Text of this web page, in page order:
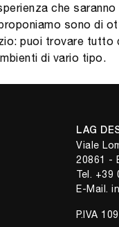
che
sono di
puoi trovare tutto
di vario tipo.
LAG
Viale
20861 -
Tel. +39
E-Mail.
P.IVA